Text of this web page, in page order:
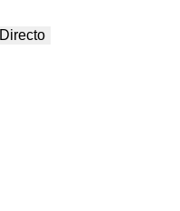
Directo